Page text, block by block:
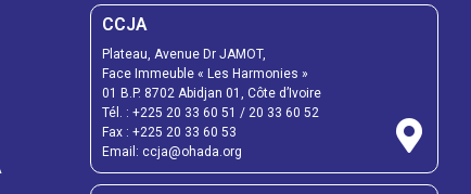
CCJA
Plateau, Avenue Dr JAMOT,
Face Immeuble « Les Harmonies »
01 B.P. 8702 Abidjan 01, Côte d’Ivoire
Tél. : +225 20 33 60 51 / 20 33 60 52
Fax : +225 20 33 60 53
Email: ccja@ohada.org